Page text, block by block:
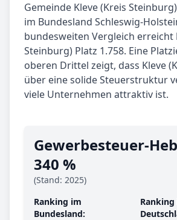
Gemeinde Kleve (Kreis
im Bundesland Schleswig-
bundesweiten Vergleich erreicht
Steinburg) Platz 1.758. Eine
oberen Drittel zeigt, dass Kleve
über eine solide Steuerstruktur
viele Unternehmen attraktiv ist.
Gewerbe­steuer-
340 %
(Stand: 2025)
Ranking im
Bundesland:
Ranking